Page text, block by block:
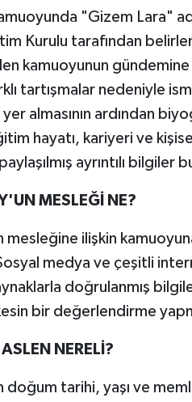
"Gizem Lara"
Kurulu tarafından
kamuoyunun
tartışmalar nedeniyle
almasının ardından
hayatı, kariyeri ve
ayrıntılı bilgiler
MESLEĞİ NE?
ilişkin
medya ve çeşitli
doğrulanmış
bir değerlendirme
NERELİ?
tarihi, yaşı ve